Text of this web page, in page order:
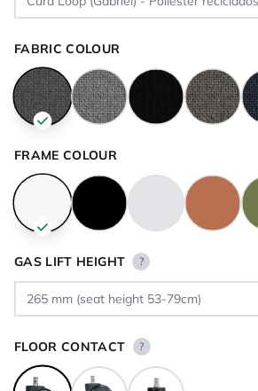
FABRIC COLOUR
FRAME COLOUR
GAS LIFT HEIGHT ?
FLOOR CONTACT ?